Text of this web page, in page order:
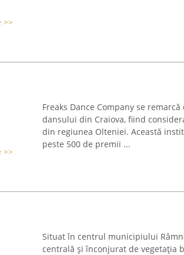
>>
>>
Freaks Dance Company se
dansului din Craiova, fiind
din regiunea Olteniei. Această
peste 500 de premii ...
Situat în centrul municipiului
centrală și înconjurat de vegetația